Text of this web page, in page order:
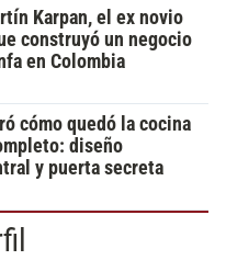
Karpan, el ex novio
construyó un negocio
en Colombia
cómo quedó la cocina
diseño
y puerta secreta